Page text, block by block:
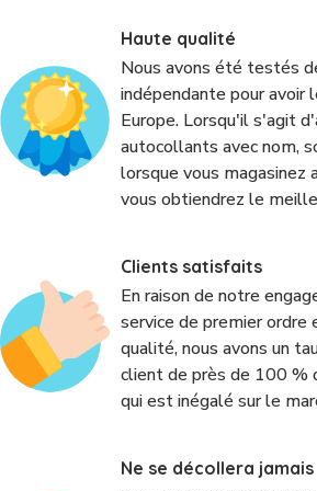
Haute qualité
Nous avons été testés
indépendante pour
Europe. Lorsqu'il s'agit
autocollants avec nom,
lorsque vous magasinez
vous obtiendrez le
Clients satisfaits
En raison de notre
service de premier
qualité, nous avons un
client de près de 100 %
qui est inégalé sur le
Ne se décollera jamais